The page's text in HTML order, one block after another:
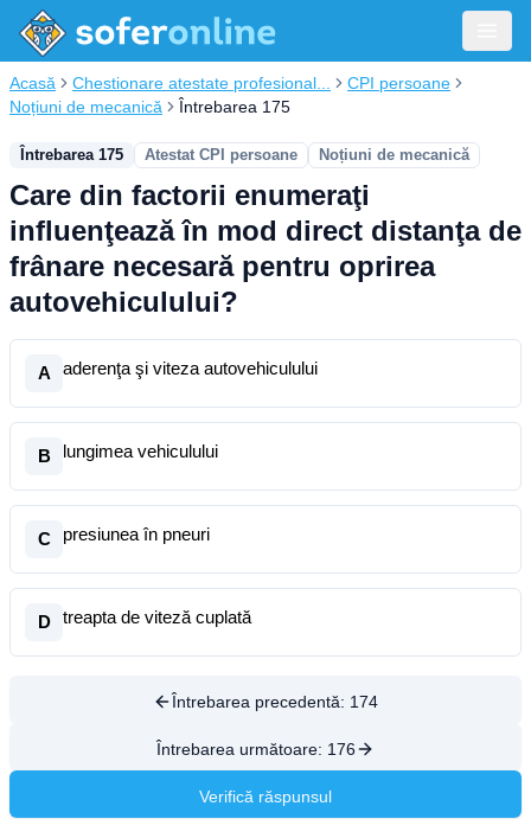
Acasă Chestionare atestate profesional...
CPI persoane
Noțiuni de mecanică
Întrebarea 175
Întrebarea 175 Atestat CPI persoane Noțiuni de mecanică
Care din factorii enumeraţi
influenţează în mod direct distanţa de
frânare necesară pentru oprirea
autovehiculului?
A aderenţa şi viteza autovehiculului
B lungimea vehiculului
C presiunea în pneuri
D treapta de viteză cuplată
Întrebarea precedentă: 174
Întrebarea următoare: 176
Verifică răspunsul